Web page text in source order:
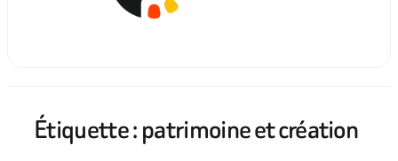
Étiquette :patrimoine et création